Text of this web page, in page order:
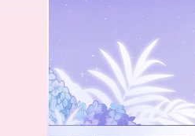
TO-DO FOR RIVERA
Add-to do!
Lorem
THEMED STUFF HERE
Lorem ipsum dolor sit
amet, consectetur
adipiscing elit.
Integer nec odio.
Praesent libero. Sed